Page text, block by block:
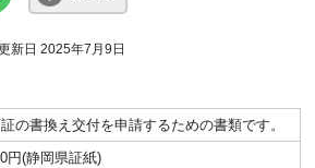
新日 2025年7月9日
の書換え交付を申請するための書類です。
円(静岡県証紙)